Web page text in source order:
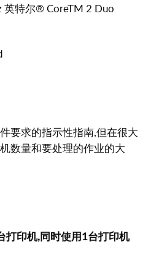
英特尔® CoreTM 2 Duo
要求的指示性指南,但在很大
数量和要处理的作业的大
打印机,同时使用1台打印机